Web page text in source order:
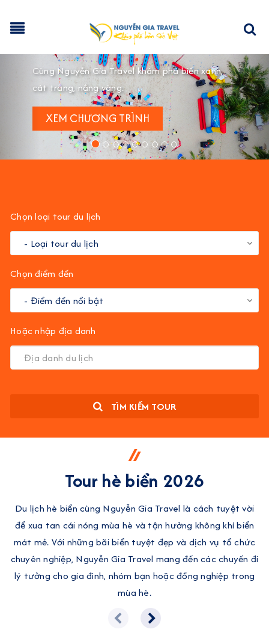
Previous
Chọn loại tour du lịch
Chọn điểm đến
Hoặc nhập địa danh
TÌM KIẾM TOUR
Tour hè biển 2026
Du lịch hè biển cùng Nguyễn Gia Travel là cách tuyệt vời
để xua tan cái nóng mùa hè và tận hưởng không khí biển
mát mẻ. Với những bãi biển tuyệt đẹp và dịch vụ tổ chức
chuyên nghiệp, Nguyễn Gia Travel mang đến các chuyến đi
lý tưởng cho gia đình, nhóm bạn hoặc đồng nghiệp trong
mùa hè.